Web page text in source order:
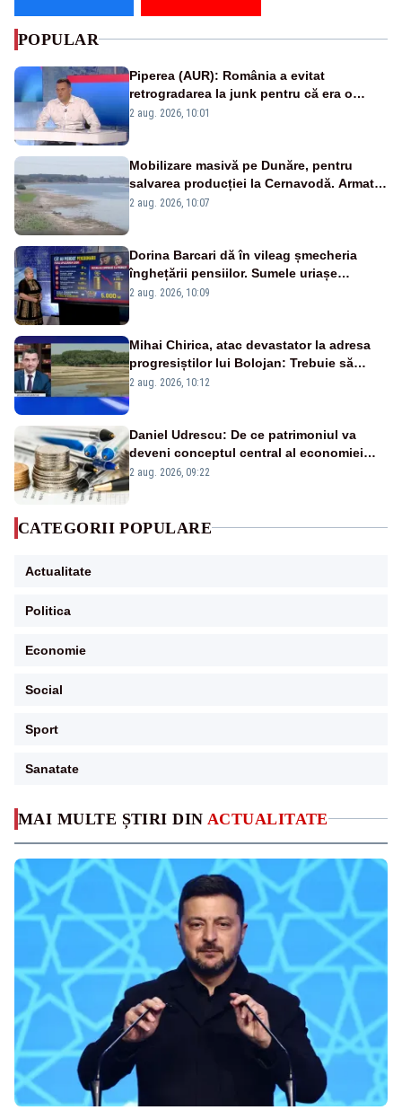
MAI MULTE ȘTIRI DIN ACTUALITATE
POPULAR
Piperea (AUR): România a evitat
retrogradarea la junk pentru că era o
catastrofă pentru bănci și fondurile de
2 aug. 2026, 10:01
Mobilizare masivă pe Dunăre, pentru
salvarea producției la Cernavodă. Armata
va detona o stâncă și va devia apa
2 aug. 2026, 10:07
Dorina Barcari dă în vileag șmecheria
înghețării pensiilor. Sumele uriașe
pierdute de fiecare român
2 aug. 2026, 10:09
Mihai Chirica, atac devastator la adresa
progresiștilor lui Bolojan: Trebuie să
protejăm și natura, dar nu șținem omaneii
2 aug. 2026, 10:12
Daniel Udrescu: De ce patrimoniul va
deveni conceptul central al economiei
viitoare?
2 aug. 2026, 09:22
CATEGORII POPULARE
Actualitate
Politica
Economie
Social
Sport
Sanatate